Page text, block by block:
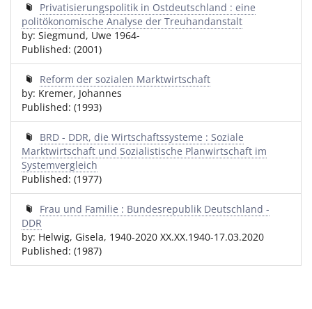
Privatisierungspolitik in Ostdeutschland : eine
politökonomische Analyse der Treuhandanstalt
by: Siegmund, Uwe 1964-
Published: (2001)
Reform der sozialen Marktwirtschaft
by: Kremer, Johannes
Published: (1993)
BRD - DDR, die Wirtschaftssysteme : Soziale
Marktwirtschaft und Sozialistische Planwirtschaft im
Systemvergleich
Published: (1977)
Frau und Familie : Bundesrepublik Deutschland -
DDR
by: Helwig, Gisela, 1940-2020 XX.XX.1940-17.03.2020
Published: (1987)